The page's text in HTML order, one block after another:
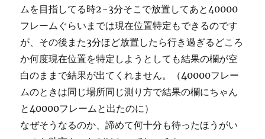
ムを目指してる時2~3分そこで放置してあと40000
フレームぐらいまでは現在位置特定もできるのです
が、その後また3分ほど放置したら行き過ぎるどころ
か何度現在位置を特定しようとしても結果の欄が空
白のままで結果が出てくれません。（40000フレー
ムのときは同じ場所同じ測り方で結果の欄にちゃん
と40000フレームと出たのに）
なぜそうなるのか、諦めて何十分も待ったほうがい